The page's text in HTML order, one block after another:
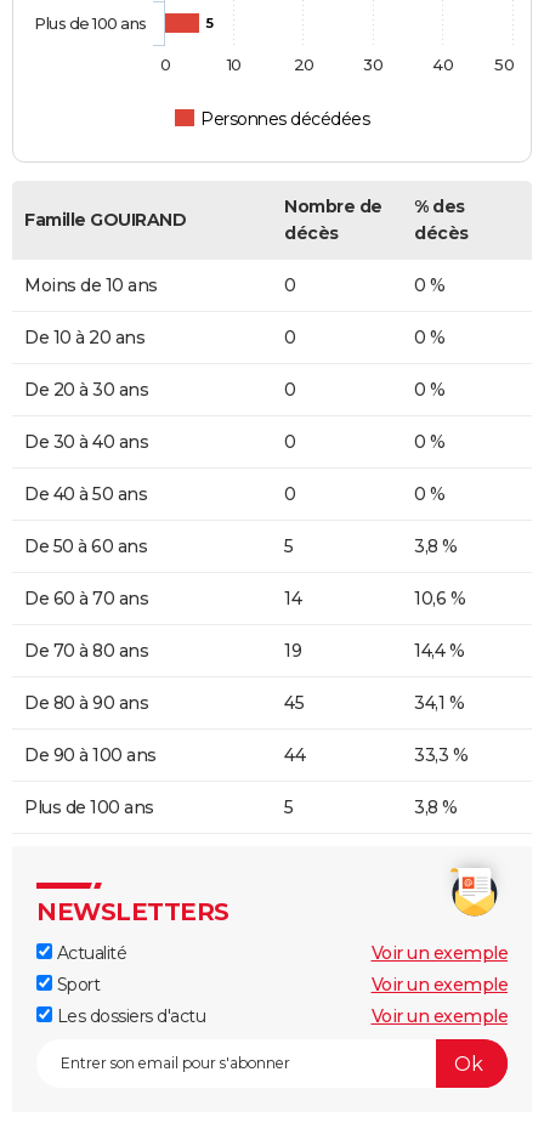
5
Personnes décédées
Plus de 100 ans
0 10 20 30 40 50
Famille GOUIRAND
Nombre de
décès
% des
décès
Moins de 10 ans 0 0 %
De 10 à 20 ans 0 0 %
De 20 à 30 ans 0 0 %
De 30 à 40 ans 0 0 %
De 40 à 50 ans 0 0 %
De 50 à 60 ans 5 3,8 %
De 60 à 70 ans 14 10,6 %
De 70 à 80 ans 19 14,4 %
De 80 à 90 ans 45 34,1 %
De 90 à 100 ans 44 33,3 %
Plus de 100 ans 5 3,8 %
NEWSLETTERS
Actualité
Voir un exemple
Sport
Voir un exemple
Les dossiers d'actu
Voir un exemple